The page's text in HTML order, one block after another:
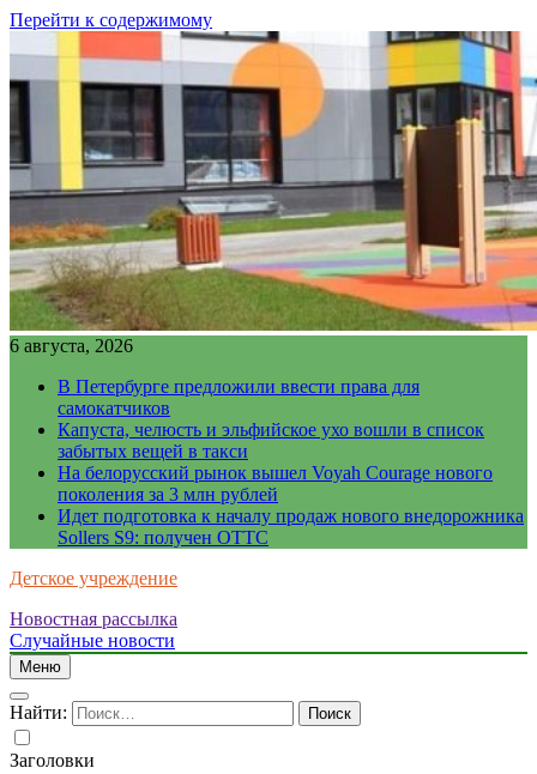
Перейти к содержимому
6 августа, 2026
В Петербурге предложили ввести права для
самокатчиков
Капуста, челюсть и эльфийское ухо вошли в список
забытых вещей в такси
На белорусский рынок вышел Voyah Courage нового
поколения за 3 млн рублей
Идет подготовка к началу продаж нового внедорожника
Sollers S9: получен ОТТС
Детское учреждение
Новостная рассылка
Случайные новости
Меню
Найти:
Заголовки